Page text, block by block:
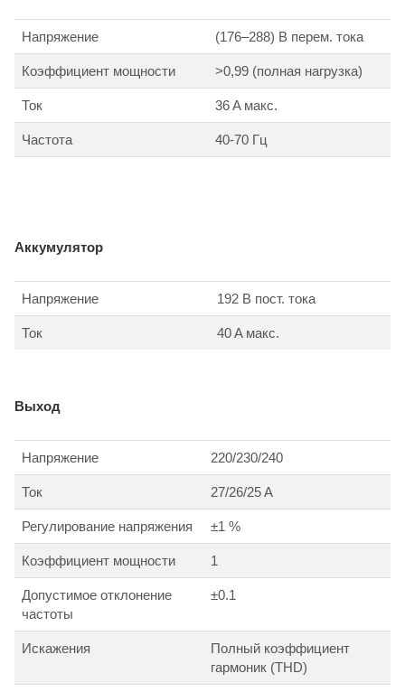
Напряжение (176–288) В перем. тока
Коэффициент мощности >0,99 (полная нагрузка)
Ток 36 A макс.
Частота 40-70 Гц
Аккумулятор
Напряжение 192 В пост. тока
Ток 40 A макс.
Выход
Напряжение 220/230/240
Ток 27/26/25 A
Регулирование напряжения ±1 %
Коэффициент мощности 1
Допустимое отклонение
частоты
±0.1
Искажения
Полный коэффициент
гармоник (THD)